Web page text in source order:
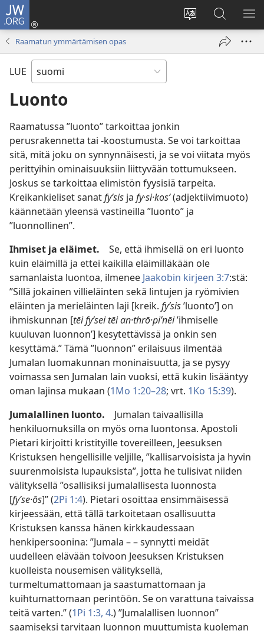
JW.ORG
Vaihda
sivuston
Kirjaudu
(avaa
Hae
JW.ORG-
sivustolta
Raamatun ymmärtämisen opas
LUE
Luonto
Raamatussa ”luonto” tarkoittaa jonkin
perusrakennetta tai -koostumusta. Se voi tarkoittaa
sitä, mitä joku on synnynnäisesti, ja se voi viitata myös
perittyihin ominaisuuksiin liittyvään tottumukseen.
Joskus se tarkoittaa elimistön fyysisiä tarpeita.
Kreikankieliset sanatfyʹsis ja fy·si·kosʹ(adjektiivimuoto)
käännetään yleensä vastineilla ”luonto” ja
”luonnollinen”.
Ihmiset ja eläimet. Se, että ihmisellä on eri luonto
kuin eläimillä ja ettei kaikilla eläimilläkään ole
samanlaista luontoa, ilmenee Jaakobin kirjeen 3:7:stä:
”Sillä jokainen villieläinten sekä lintujen ja ryömivien
eläinten ja merieläinten laji [kreik. fyʹsis’luonto’] on
ihmiskunnan [tēi fyʹsei tēi an·thrō·piʹnēi’ihmiselle
kuuluvan luonnon’] kesytettävissä ja onkin sen
kesyttämä.” Tämä ”luonnon” erilaisuus ilmentää
Jumalan luomakunnan moninaisuutta, ja se pysyy
voimassa sen Jumalan lain vuoksi, että kukin lisääntyy
oman lajinsa mukaan (1Mo 1:20–28; vrt. 1Ko 15:39).
Jumalallinen luonto. Jumalan taivaallisilla
henkiluomuksilla on myös oma luontonsa. Apostoli
Pietari kirjoitti kristityille tovereilleen, Jeesuksen
Kristuksen hengellisille veljille, ”kallisarvoisista ja hyvin
suurenmoisista lupauksista”, jotta he tulisivat niiden
välityksellä ”osallisiksi jumalallisesta luonnosta
[fyʹse·ōs]” (2Pi 1:4). Pietari osoittaa ensimmäisessä
kirjeessään, että tällä tarkoitetaan osallisuutta
Kristuksen kanssa hänen kirkkaudessaan
henkipersoonina: ”Jumala – – synnytti meidät
uudelleen elävään toivoon Jeesuksen Kristuksen
kuolleista nousemisen välityksellä,
turmeltumattomaan ja saastumattomaan ja
kuihtumattomaan perintöön. Se on varattuna taivaissa
teitä varten.” (1Pi 1:3, 4.) ”Jumalallisen luonnon”
saamiseksi tarvitaan luonnon muuttumista kuoleman